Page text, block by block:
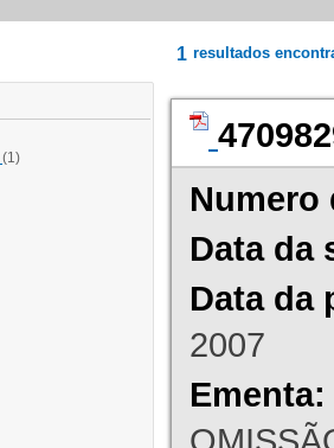
(1)
1 resultados
Numero
Data da
Data da
2007
Ementa: